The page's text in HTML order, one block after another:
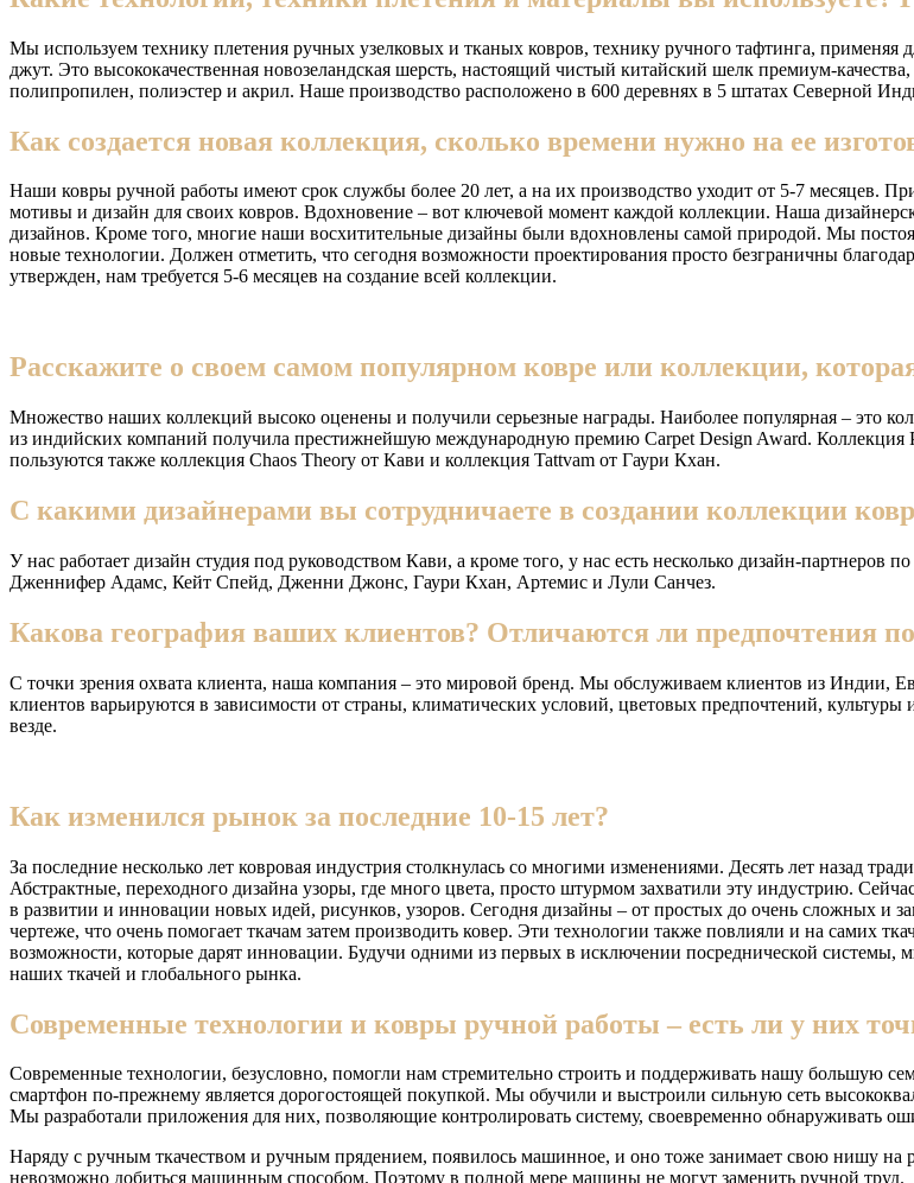
Мы используем технику плетения ручных узелковых и тканых ковров, технику ручного тафтинга, применяя
джут. Это высококачественная новозеландская шерсть, настоящий чистый китайский шелк премиум-
полипропилен, полиэстер и акрил. Наше производство расположено в 600 деревнях в 5 штатах Северной
Как создается новая коллекция, сколько времени нужно на ее
Наши ковры ручной работы имеют срок службы более 20 лет, а на их производство уходит от 5-7 месяцев.
мотивы и дизайн для своих ковров. Вдохновение – вот ключевой момент каждой коллекции. Наша
дизайнов. Кроме того, многие наши восхитительные дизайны были вдохновлены самой природой. Мы
новые технологии. Должен отметить, что сегодня возможности проектирования просто безграничны
утвержден, нам требуется 5-6 месяцев на создание всей коллекции.
Расскажите о своем самом популярном ковре или коллекции,
Множество наших коллекций высоко оценены и получили серьезные награды. Наиболее популярная – это
из индийских компаний получила престижнейшую международную премию Carpet Design Award. Коллекция
пользуются также коллекция Chaos Theory от Кави и коллекция Tattvam от Гаури Кхан.
С какими дизайнерами вы сотрудничаете в создании коллекции
У нас работает дизайн студия под руководством Кави, а кроме того, у нас есть несколько дизайн-
Дженнифер Адамс, Кейт Спейд, Дженни Джонс, Гаури Кхан, Артемис и Лули Санчез.
Какова география ваших клиентов? Отличаются ли предпочтения
С точки зрения охвата клиента, наша компания – это мировой бренд. Мы обслуживаем клиентов из
клиентов варьируются в зависимости от страны, климатических условий, цветовых предпочтений,
везде.
Как изменился рынок за последние 10-15 лет?
За последние несколько лет ковровая индустрия столкнулась со многими изменениями. Десять лет назад
Абстрактные, переходного дизайна узоры, где много цвета, просто штурмом захватили эту индустрию.
в развитии и инновации новых идей, рисунков, узоров. Сегодня дизайны – от простых до очень сложных и
чертеже, что очень помогает ткачам затем производить ковер. Эти технологии также повлияли и на самих
возможности, которые дарят инновации. Будучи одними из первых в исключении посреднической
наших ткачей и глобального рынка.
Современные технологии и ковры ручной работы – есть ли у них
Современные технологии, безусловно, помогли нам стремительно строить и поддерживать нашу большую
смартфон по-прежнему является дорогостоящей покупкой. Мы обучили и выстроили сильную сеть
Мы разработали приложения для них, позволяющие контролировать систему, своевременно обнаруживать
Наряду с ручным ткачеством и ручным прядением, появилось машинное, и оно тоже занимает свою нишу на
невозможно добиться машинным способом. Поэтому в полной мере машины не могут заменить ручной труд.